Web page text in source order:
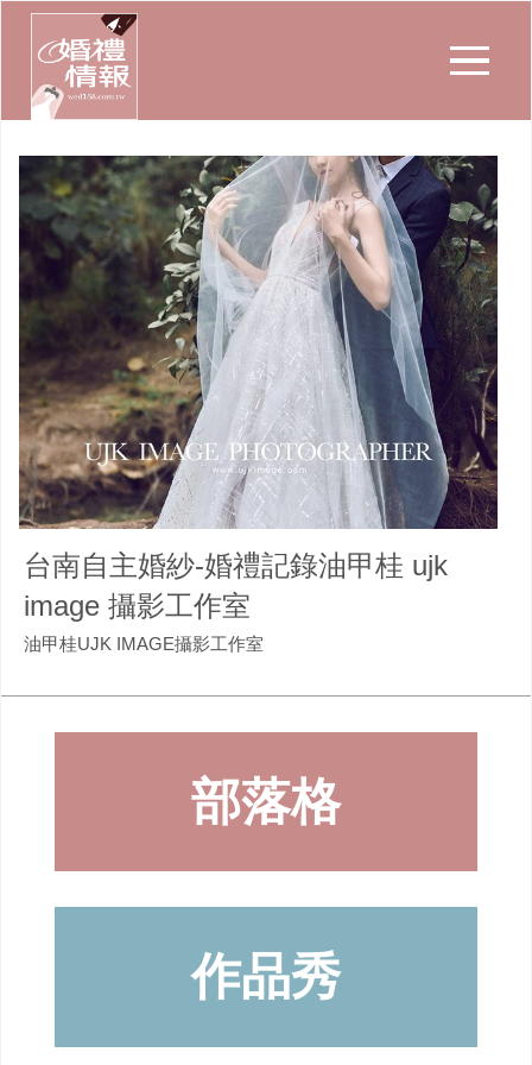
台南自主婚紗-婚禮記錄油甲桂 ujk
image 攝影工作室
油甲桂UJK IMAGE攝影工作室
部落格
作品秀